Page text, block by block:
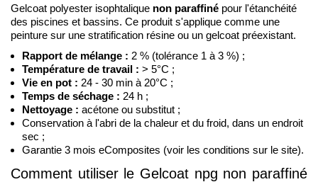
Gelcoat polyester isophtalique non paraffiné pour l'étanchéité
des piscines et bassins. Ce produit s'applique comme une
peinture sur une stratification résine ou un gelcoat préexistant.
Rapport de mélange : 2 % (tolérance 1 à 3 %) ;
Température de travail : > 5°C ;
Vie en pot : 24 - 30 min à 20°C ;
Temps de séchage : 24 h ;
Nettoyage : acétone ou substitut ;
Conservation à l'abri de la chaleur et du froid, dans un endroit
sec ;
Garantie 3 mois eComposites (voir les conditions sur le site).
Comment utiliser le Gelcoat npg non paraffiné